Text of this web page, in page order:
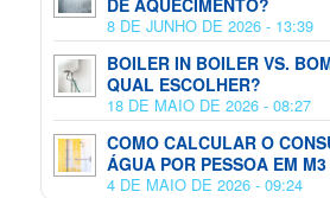
DE AQUECIMENTO?
8 DE JUNHO DE 2026 - 13:39
BOILER IN BOILER VS.
QUAL ESCOLHER?
18 DE MAIO DE 2026 - 08:27
COMO CALCULAR O
ÁGUA POR PESSOA EM M3
4 DE MAIO DE 2026 - 09:24